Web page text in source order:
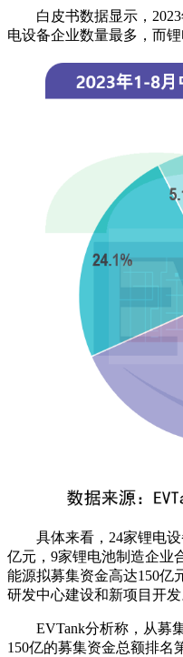
白皮书数据显示，
电设备企业数量最多，而
具体来看，24家锂电
亿元，9家锂电池制造企业
能源拟募集资金高达150亿
研发中心建设和新项目开发
EVTank分析称，从募
150亿的募集资金总额排名